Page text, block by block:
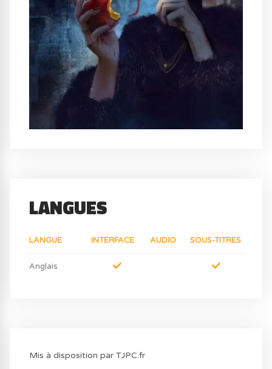
LANGUES
LANGUE INTERFACE AUDIO SOUS-TITRES
Anglais
Mis à disposition par TJPC.fr